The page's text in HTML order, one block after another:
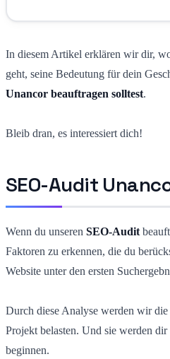
In diesem Artikel erklären wir dir,
geht, seine Bedeutung für dein
Unancor beauftragen solltest.
Bleib dran, es interessiert dich!
SEO-Audit
Wenn du unseren SEO-Audit
Faktoren zu erkennen, die du
Website unter den ersten
Durch diese Analyse werden wir
Projekt belasten. Und sie werden
beginnen.